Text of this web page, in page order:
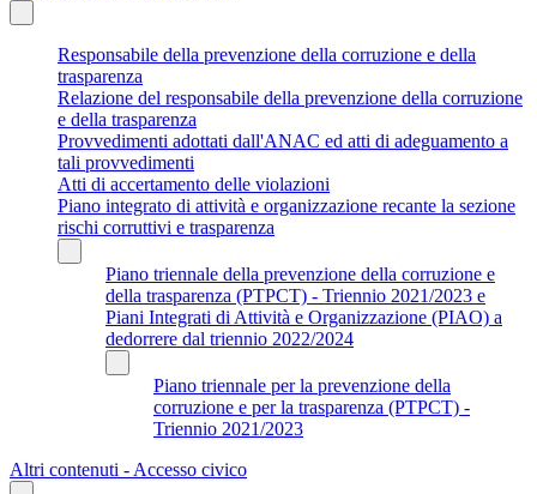
Responsabile della prevenzione della corruzione e della
trasparenza
Relazione del responsabile della prevenzione della corruzione
e della trasparenza
Provvedimenti adottati dall'ANAC ed atti di adeguamento a
tali provvedimenti
Atti di accertamento delle violazioni
Piano integrato di attività e organizzazione recante la sezione
rischi corruttivi e trasparenza
Piano triennale della prevenzione della corruzione e
della trasparenza (PTPCT) - Triennio 2021/2023 e
Piani Integrati di Attività e Organizzazione (PIAO) a
dedorrere dal triennio 2022/2024
Piano triennale per la prevenzione della
corruzione e per la trasparenza (PTPCT) -
Triennio 2021/2023
Altri contenuti - Accesso civico